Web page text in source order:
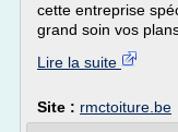
cette entreprise
grand soin vos plans
Lire la suite
Site : rmctoiture.be